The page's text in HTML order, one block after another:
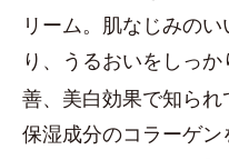
リーム。肌なじみの
り、うるおいをしっ
善、美白効果で知ら
保湿成分のコラーゲ